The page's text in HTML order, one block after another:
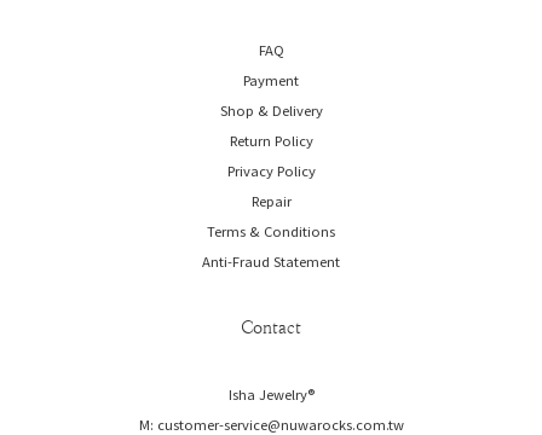
FAQ
Payment
Shop & Delivery
Return Policy
Privacy Policy
Repair
Terms & Conditions
Anti-Fraud Statement
Contact
Isha Jewelry®️
M: customer-service@nuwarocks.com.tw